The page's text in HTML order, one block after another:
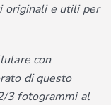
originali e utili per
con
di questo
3 fotogrammi al